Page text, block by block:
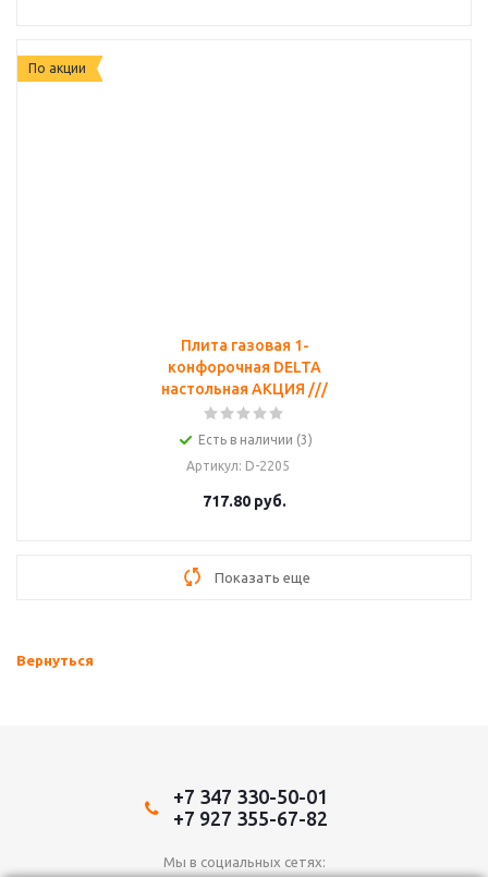
По акции
Плита газовая 1-
конфорочная DELTA
настольная АКЦИЯ ///
Есть в наличии (3)
Артикул: D-2205
717.80 руб.
Показать еще
Вернуться
+7 347 330-50-01
+7 927 355-67-82
Мы в социальных сетях: